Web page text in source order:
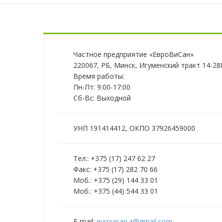
Частное предприятие «ЕвроВиСан»
220067, РБ, Минск, Игуменский тракт 14-
Время работы:
Пн-Пт: 9:00-17:00
Сб-Вс: Выходной
УНП 191414412, ОКПО 37926459000
Тел.: +375 (17) 247 62 27
Факс: +375 (17) 282 70 66
Моб.: +375 (29) 144 33 01
Моб.: +375 (44) 544 33 01